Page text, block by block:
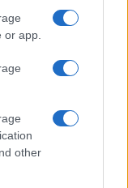
app.
other
δαπάνη για την
Κοινωνικού
κατά